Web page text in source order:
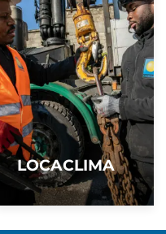
LOCACLIMA